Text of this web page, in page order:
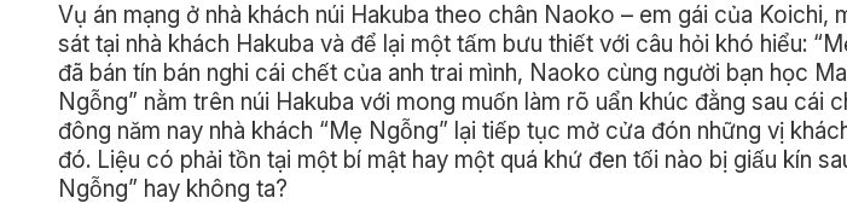
Vụ án mạng ở nhà khách núi Hakuba theo chân Naoko – em gái của Koichi,
sát tại nhà khách Hakuba và để lại một tấm bưu thiết với câu hỏi khó hiểu:
đã bán tín bán nghi cái chết của anh trai mình, Naoko cùng người bạn học
Ngỗng” nằm trên núi Hakuba với mong muốn làm rõ uẩn khúc đằng sau cái
đông năm nay nhà khách “Mẹ Ngỗng” lại tiếp tục mở cửa đón những vị
đó. Liệu có phải tồn tại một bí mật hay một quá khứ đen tối nào bị giấu kín
Ngỗng” hay không ta?